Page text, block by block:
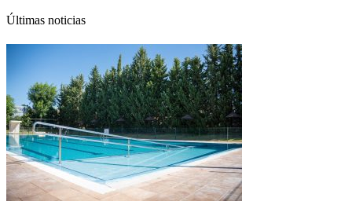
Últimas noticias